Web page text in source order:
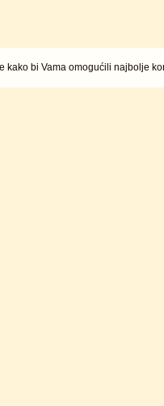
kako bi Vama omogućili najbolje